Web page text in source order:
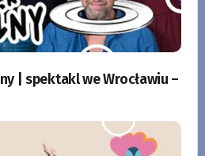
| spektakl we Wrocławiu –